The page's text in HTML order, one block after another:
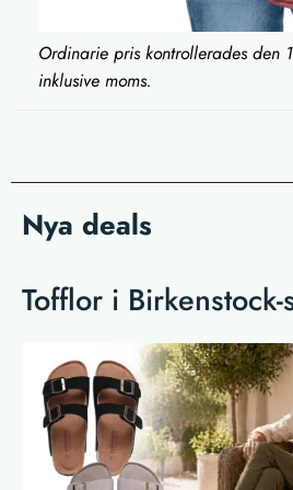
Ordinarie pris kontrollerades den
inklusive moms.
Nya deals
Tofflor i Birkenstock-